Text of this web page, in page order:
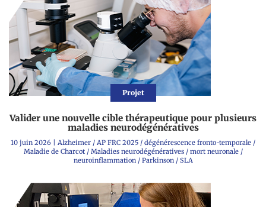
Projet
Valider une nouvelle cible thérapeutique pour plusieurs
maladies neurodégénératives
10 juin 2026 Alzheimer / AP FRC 2025 / dégénérescence fronto-temporale /
Maladie de Charcot/ Maladies neurodégénératives/ mort neuronale/
neuroinflammation/ Parkinson/ SLA